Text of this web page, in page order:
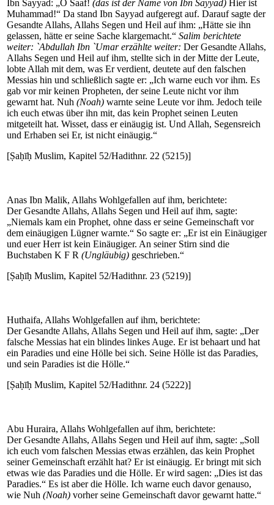
Ibn Sayyad: „O Saaf! (das ist der Name von Ibn Sayyad) Hier ist
Muhammad!“ Da stand Ibn Sayyad aufgeregt auf. Darauf sagte der
Gesandte Allahs, Allahs Segen und Heil auf ihm: „Hätte sie ihn
gelassen, hätte er seine Sache klargemacht.“ Salim berichtete
weiter: `Abdullah Ibn `Umar erzählte weiter: Der Gesandte Allahs,
Allahs Segen und Heil auf ihm, stellte sich in der Mitte der Leute,
lobte Allah mit dem, was Er verdient, deutete auf den falschen
Messias hin und schließlich sagte er: „Ich warne euch vor ihm. Es
gab vor mir keinen Propheten, der seine Leute nicht vor ihm
gewarnt hat. Nuh (Noah) warnte seine Leute vor ihm. Jedoch teile
ich euch etwas über ihn mit, das kein Prophet seinen Leuten
mitgeteilt hat. Wisset, dass er einäugig ist. Und Allah, Segensreich
und Erhaben sei Er, ist nicht einäugig.“
[Ṣaḥīḥ Muslim, Kapitel 52/Hadithnr. 22 (5215)]
Anas Ibn Malik, Allahs Wohlgefallen auf ihm, berichtete:
Der Gesandte Allahs, Allahs Segen und Heil auf ihm, sagte:
„Niemals kam ein Prophet, ohne dass er seine Gemeinschaft vor
dem einäugigen Lügner warnte.“ So sagte er: „Er ist ein Einäugiger
und euer Herr ist kein Einäugiger. An seiner Stirn sind die
Buchstaben K F R (Ungläubig) geschrieben.“
[Ṣaḥīḥ Muslim, Kapitel 52/Hadithnr. 23 (5219)]
Huthaifa, Allahs Wohlgefallen auf ihm, berichtete:
Der Gesandte Allahs, Allahs Segen und Heil auf ihm, sagte: „Der
falsche Messias hat ein blindes linkes Auge. Er ist behaart und hat
ein Paradies und eine Hölle bei sich. Seine Hölle ist das Paradies,
und sein Paradies ist die Hölle.“
[Ṣaḥīḥ Muslim, Kapitel 52/Hadithnr. 24 (5222)]
Abu Huraira, Allahs Wohlgefallen auf ihm, berichtete:
Der Gesandte Allahs, Allahs Segen und Heil auf ihm, sagte: „Soll
ich euch vom falschen Messias etwas erzählen, das kein Prophet
seiner Gemeinschaft erzählt hat? Er ist einäugig. Er bringt mit sich
etwas wie das Paradies und die Hölle. Er wird sagen: „Dies ist das
Paradies.“ Es ist aber die Hölle. Ich warne euch davor genauso,
wie Nuh (Noah) vorher seine Gemeinschaft davor gewarnt hatte.“